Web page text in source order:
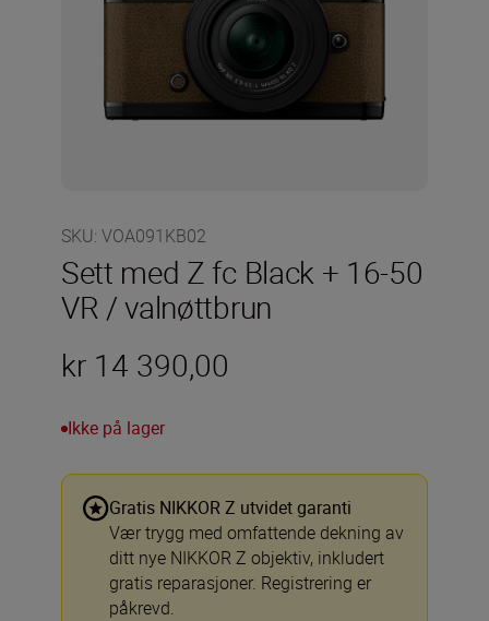
SKU: VOA091KB02
Sett med Z fc Black + 16-50
VR / valnøttbrun
kr 14 390,00
Ikke på lager
Gratis NIKKOR Z utvidet garanti
Vær trygg med omfattende dekning av
ditt nye NIKKOR Z objektiv, inkludert
gratis reparasjoner. Registrering er
påkrevd.